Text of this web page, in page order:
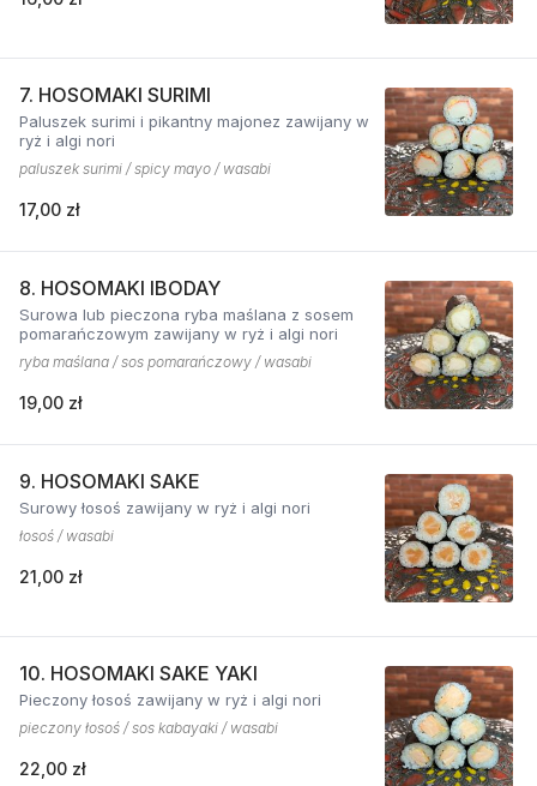
7. HOSOMAKI SURIMI
Paluszek surimi i pikantny majonez zawijany w
ryż i algi nori
paluszek surimi / spicy mayo / wasabi
17,00 zł
8. HOSOMAKI IBODAY
Surowa lub pieczona ryba maślana z sosem
pomarańczowym zawijany w ryż i algi nori
ryba maślana / sos pomarańczowy / wasabi
19,00 zł
9. HOSOMAKI SAKE
Surowy łosoś zawijany w ryż i algi nori
łosoś / wasabi
21,00 zł
10. HOSOMAKI SAKE YAKI
Pieczony łosoś zawijany w ryż i algi nori
pieczony łosoś / sos kabayaki / wasabi
22,00 zł